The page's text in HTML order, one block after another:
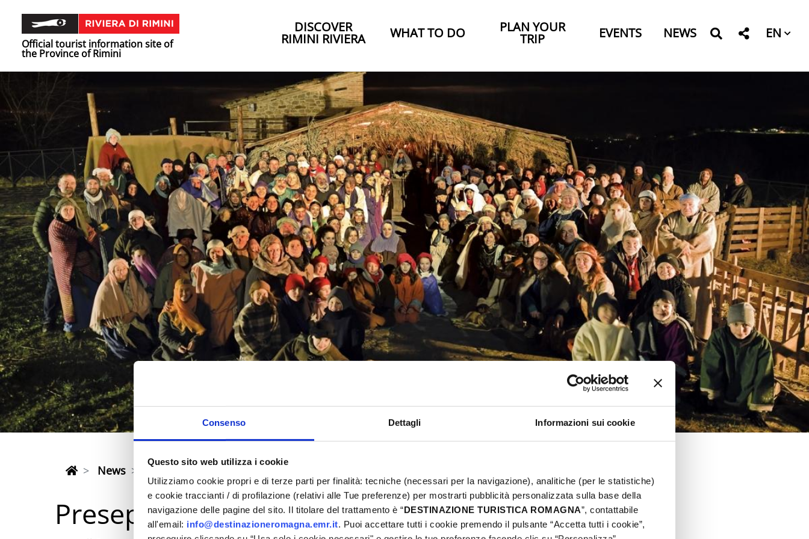
Consenso Dettagli Informazioni sui cookie
Questo sito web utilizza i cookie
Utilizziamo cookie propri e di terze parti per finalità: tecniche (necessari per la navigazione), analitiche (per le statistiche)
e cookie traccianti / di profilazione (relativi alle Tue preferenze) per mostrarti pubblicità personalizzata sulla base della
navigazione delle pagine del sito. Il titolare del trattamento è “DESTINAZIONE TURISTICA ROMAGNA”, contattabile
all'email: info@destinazioneromagna.emr.it. Puoi accettare tutti i cookie premendo il pulsante “Accetta tutti i cookie”,
Official tourist information site of
the Province of Rimini
DISCOVER
RIMINI RIVIERA WHAT TO DO PLAN YOUR
TRIP EVENTS NEWS EN
News Presepe Vivente Montefiore Conca 2022
Presepe Vivente Montefiore Conca 2022